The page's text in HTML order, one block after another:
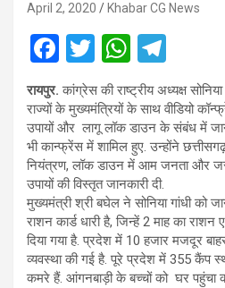
April 2, 2020 Khabar CG News
F
a
ce
b
o
o
k
T
wi
tt
er
W
h
at
s
A
p
p
el
e
gr
a
m
रायपुर. कांग्रेस की राष्ट्रीय अध्यक्ष
राज्यों के मुख्यमंत्रियों के साथ वीडियो
उपायों और लागू लॉक डाउन के संबंध में
भी कान्फ्रेंस में शामिल हुए. उन्होंने
नियंत्रण, लॉक डाउन में आम जनता और
उपायों की विस्तृत जानकारी दी.
मुख्यमंत्री श्री बघेल ने सोनिया गांधी को
राशन कार्ड धारी है, जिन्हें 2 माह का
दिया गया है. प्रदेश में 10 हजार मजदूर
व्यवस्था की गई है. पूरे प्रदेश में 355 कैंप
कमरे हैं. आंगनबाड़ी के बच्चों को घर पहुंचा